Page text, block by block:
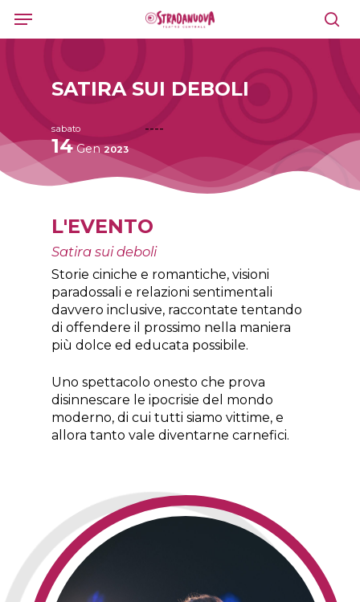
main
Menu
SATIRA SUI DEBOLI
sabato
14 Gen 2023
----
L'EVENTO
Satira sui deboli
Storie ciniche e romantiche, visioni
paradossali e relazioni sentimentali
davvero inclusive, raccontate tentando
di offendere il prossimo nella maniera
più dolce ed educata possibile.
Uno spettacolo onesto che prova
disinnescare le ipocrisie del mondo
moderno, di cui tutti siamo vittime, e
allora tanto vale diventarne carnefici.